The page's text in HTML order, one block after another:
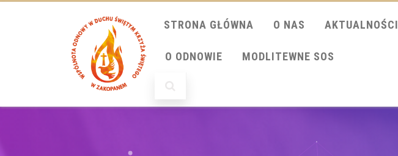
STRONA GŁÓWNA O NAS AKTUALNOŚCI
O ODNOWIE MODLITEWNE SOS